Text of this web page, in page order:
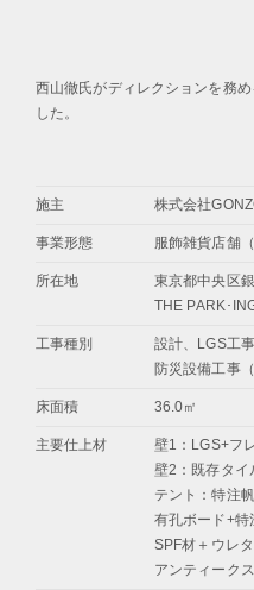
西山徹氏がディレクションを務
した。
施主 株式会社
事業形態 服飾雑貨店舗
所在地
東京都中央区
THE PARK･
工事種別
設計、LGS工
防災設備工事（
床面積 36.0㎡
主要仕上材
壁1：LGS+フ
壁2：既存タイ
テント：特注
有孔ボード+特
SPF材＋ウレタ
アンティーク